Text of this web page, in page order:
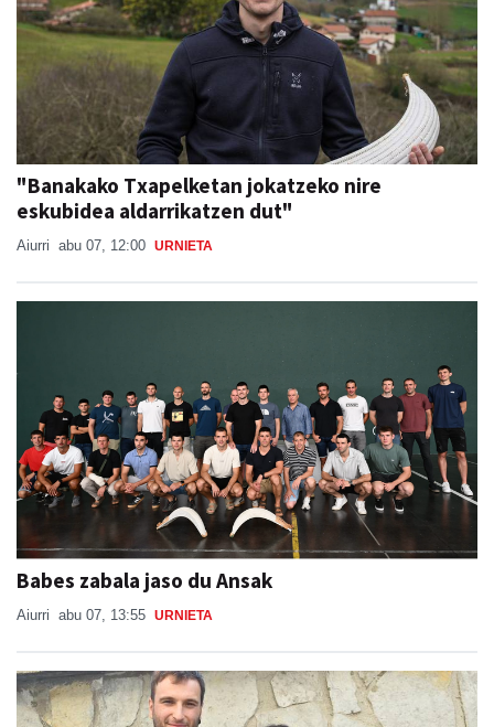
"Banakako Txapelketan jokatzeko nire
eskubidea aldarrikatzen dut"
Aiurri abu 07, 12:00 URNIETA
Babes zabala jaso du Ansak
Aiurri abu 07, 13:55 URNIETA